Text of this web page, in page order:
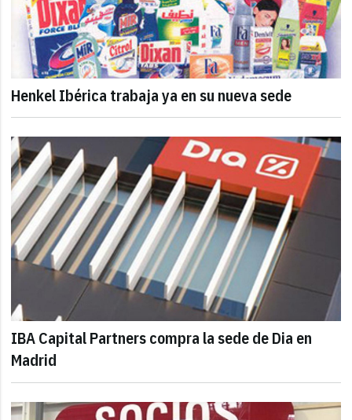
Henkel Ibérica trabaja ya en su nueva sede
IBA Capital Partners compra la sede de Dia en
Madrid